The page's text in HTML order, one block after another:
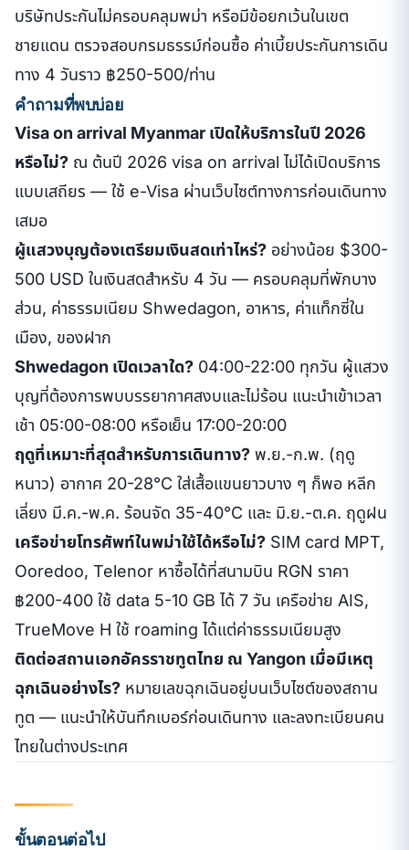
บริษัทประกันไม่ครอบคลุมพม่า หรือมีข้อยกเว้นในเขต
ชายแดน ตรวจสอบกรมธรรม์ก่อนซื้อ ค่าเบี้ยประกันการเดิน
ทาง 4 วันราว ฿250-500/ท่าน
คำถามที่พบบ่อย
Visa on arrival Myanmar เปิดให้บริการในปี 2026
หรือไม่? ณ ต้นปี 2026 visa on arrival ไม่ได้เปิดบริการ
แบบเสถียร — ใช้ e-Visa ผ่านเว็บไซต์ทางการก่อนเดินทาง
เสมอ
ผู้แสวงบุญต้องเตรียมเงินสดเท่าไหร่? อย่างน้อย $300-
500 USD ในเงินสดสำหรับ 4 วัน — ครอบคลุมที่พักบาง
ส่วน, ค่าธรรมเนียม Shwedagon, อาหาร, ค่าแท็กซี่ใน
เมือง, ของฝาก
Shwedagon เปิดเวลาใด? 04:00-22:00 ทุกวัน ผู้แสวง
บุญที่ต้องการพบบรรยากาศสงบและไม่ร้อน แนะนำเข้าเวลา
เช้า 05:00-08:00 หรือเย็น 17:00-20:00
ฤดูที่เหมาะที่สุดสำหรับการเดินทาง? พ.ย.-ก.พ. (ฤดู
หนาว) อากาศ 20-28°C ใส่เสื้อแขนยาวบาง ๆ ก็พอ หลีก
เลี่ยง มี.ค.-พ.ค. ร้อนจัด 35-40°C และ มิ.ย.-ต.ค. ฤดูฝน
เครือข่ายโทรศัพท์ในพม่าใช้ได้หรือไม่? SIM card MPT,
Ooredoo, Telenor หาซื้อได้ที่สนามบิน RGN ราคา
฿200-400 ใช้ data 5-10 GB ได้ 7 วัน เครือข่าย AIS,
TrueMove H ใช้ roaming ได้แต่ค่าธรรมเนียมสูง
ติดต่อสถานเอกอัครราชทูตไทย ณ Yangon เมื่อมีเหตุ
ฉุกเฉินอย่างไร? หมายเลขฉุกเฉินอยู่บนเว็บไซต์ของสถาน
ทูต — แนะนำให้บันทึกเบอร์ก่อนเดินทาง และลงทะเบียนคน
ไทยในต่างประเทศ
ขั้นตอนต่อไป